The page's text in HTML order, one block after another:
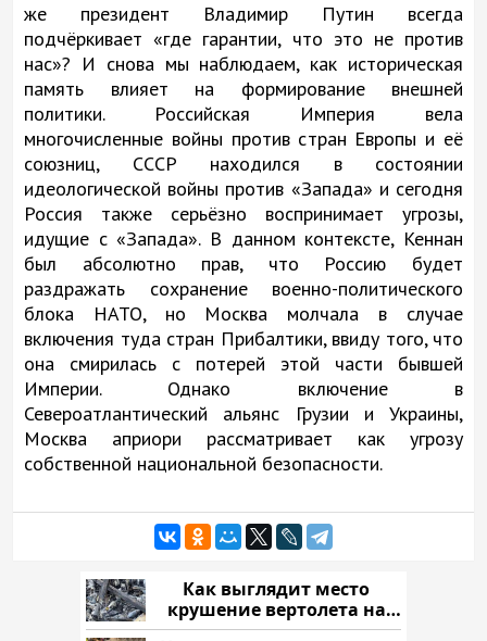
же президент Владимир Путин всегда
подчёркивает «где гарантии, что это не против
нас»? И снова мы наблюдаем, как историческая
память влияет на формирование внешней
политики. Российская Империя вела
многочисленные войны против стран Европы и её
союзниц, СССР находился в состоянии
идеологической войны против «Запада» и сегодня
Россия также серьёзно воспринимает угрозы,
идущие с «Запада». В данном контексте, Кеннан
был абсолютно прав, что Россию будет
раздражать сохранение военно-политического
блока НАТО, но Москва молчала в случае
включения туда стран Прибалтики, ввиду того, что
она смирилась с потерей этой части бывшей
Империи. Однако включение в
Североатлантический альянс Грузии и Украины,
Москва априори рассматривает как угрозу
собственной национальной безопасности.
Как выглядит место
крушение вертолета на
Кавказе: смотреть